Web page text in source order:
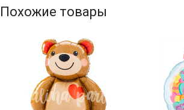
Похожие товары